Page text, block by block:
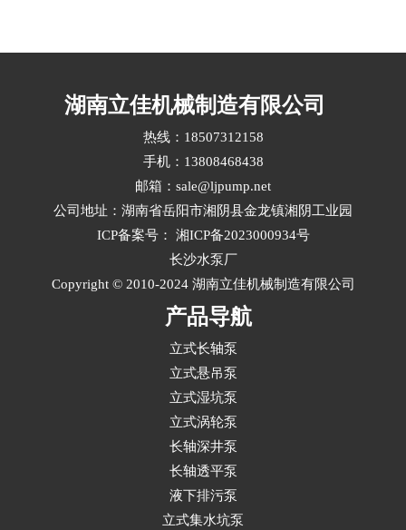
封结构和配套标准多维度综合评估立式液下长轴
泵选型。···
湖南立佳机械制造有限公司
热线：18507312158
手机：13808468438
邮箱：sale@ljpump.net
公司地址：湖南省岳阳市湘阴县金龙镇湘阴工业园
ICP备案号：
湘ICP备2023000934号
长沙水泵厂
Copyright © 2010-2024 湖南立佳机械制造有限公司
产品导航
立式长轴泵
立式悬吊泵
立式湿坑泵
立式涡轮泵
长轴深井泵
长轴透平泵
液下排污泵
立式集水坑泵